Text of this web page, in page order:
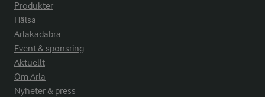
Produkter
Hälsa
Arlakadabra
Event & sponsring
Aktuellt
Om Arla
Nyheter & press